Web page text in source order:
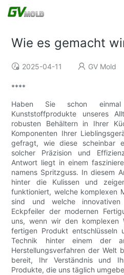
Wie es gemacht
2025-04-11 GV Mold
****
Haben Sie schon
Kunststoffprodukte unseres
robusten Behältern in Ihrer
Komponenten Ihrer
gefragt, wie diese scheinbar
solcher Präzision und
Antwort liegt in einem
namens Spritzguss. In diesem
hinter die Kulissen und
funktioniert, welche komplexen
sind und welche
Eckpfeiler der modernen
uns, wenn wir den komplexen
fertigen Produkt entschlüsseln
Technik hinter einem der
Herstellungsverfahren der Welt
bereit, Ihr Verständnis und
Produkte, die uns täglich